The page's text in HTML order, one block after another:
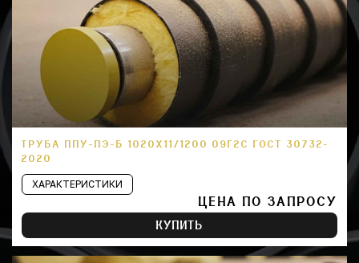
ТРУБА ППУ-ПЭ-Б 1020Х11/1200 09Г2С ГОСТ 30732-
2020
ХАРАКТЕРИСТИКИ
ЦЕНА ПО ЗАПРОСУ
КУПИТЬ